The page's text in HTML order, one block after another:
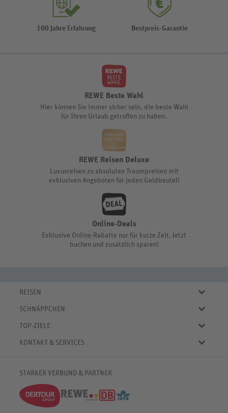
100 Jahre Erfahrung Bestpreis-Garantie
REWE Beste Wahl
Hier können Sie immer sicher sein, die beste Wahl
für Ihren Urlaub getroffen zu haben.
REWE Reisen Deluxe
Luxusreisen zu absoluten Traumpreisen mit
exklusiven Angeboten für jeden Geldbeutel!
Online-Deals
Exklusive Online-Rabatte nur für kurze Zeit. Jetzt
buchen und zusätzlich sparen!
REISEN
Eigene Anreise
Städtereisen
Kreuzfahrten
Wellnessurlaub
SCHNÄPPCHEN
Aktuelle Reiseangebote
Online-Deals
Reisemagazin
% Satte Rabatte
TOP-ZIELE
Urlaub in Deutschland
✈ Urlaub in Spanien
✈Urlaub in Griechenland
✈Urlaub in der Karibik
KONTAKT & SERVICES
Kontaktformular
♥ Merkliste
Newsletter
Push-Benachrichtigungen
STARKER VERBUND & PARTNER